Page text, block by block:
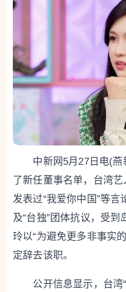
中新网5月27日电(燕
了新任董事名单，台湾
发表过“我爱你中国”等言
及“台独”团体抗议，受
玲以“为避免更多非事实
定辞去该职。
公开信息显示，台湾“